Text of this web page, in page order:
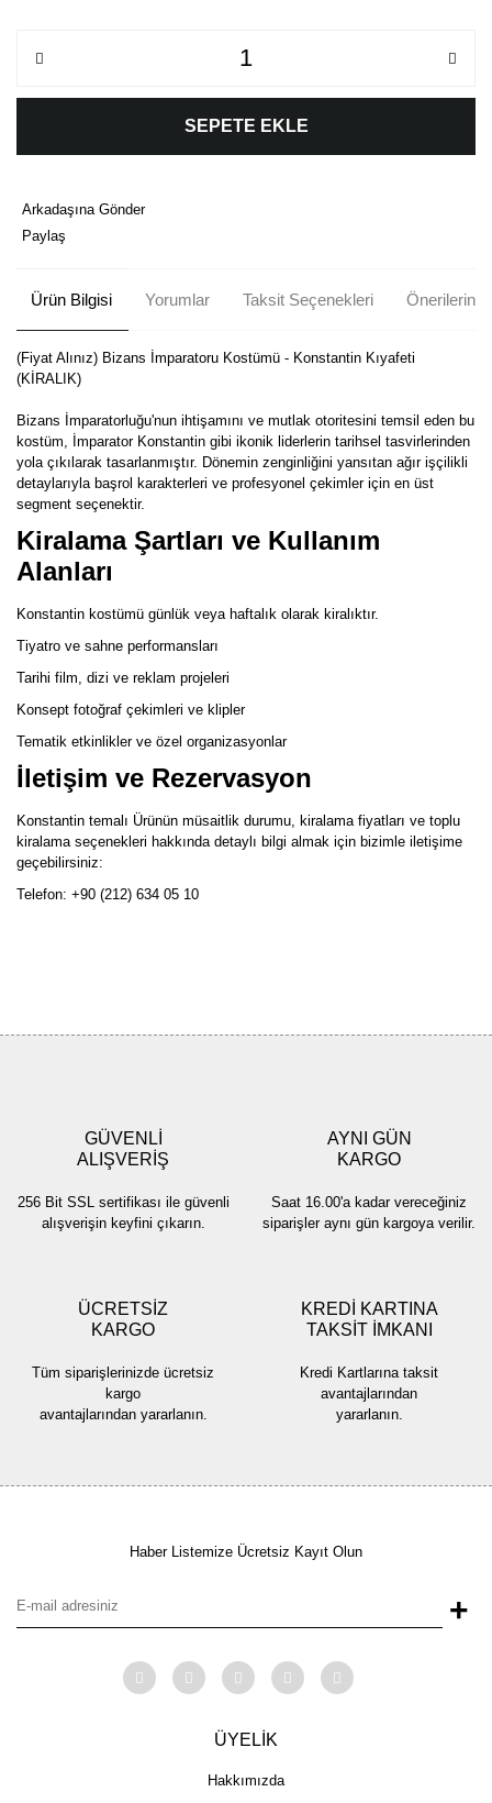
SEPETE EKLE
Arkadaşına Gönder
Paylaş
Ürün Bilgisi Yorumlar Taksit Seçenekleri Önerileriniz
(Fiyat Alınız) Bizans İmparatoru Kostümü - Konstantin Kıyafeti
(KİRALIK)
Bizans İmparatorluğu'nun ihtişamını ve mutlak otoritesini temsil eden bu
kostüm, İmparator Konstantin gibi ikonik liderlerin tarihsel tasvirlerinden
yola çıkılarak tasarlanmıştır. Dönemin zenginliğini yansıtan ağır işçilikli
detaylarıyla başrol karakterleri ve profesyonel çekimler için en üst
segment seçenektir.
Kiralama Şartları ve Kullanım
Alanları
Konstantin kostümü günlük veya haftalık olarak kiralıktır.
Tiyatro ve sahne performansları
Tarihi film, dizi ve reklam projeleri
Konsept fotoğraf çekimleri ve klipler
Tematik etkinlikler ve özel organizasyonlar
İletişim ve Rezervasyon
Konstantin temalı Ürünün müsaitlik durumu, kiralama fiyatları ve toplu
kiralama seçenekleri hakkında detaylı bilgi almak için bizimle iletişime
geçebilirsiniz:
Telefon: +90 (212) 634 05 10
Ürün bilgilerinde hatalar bulunuyor.
Ürün fiyatı diğer sitelerden daha pahalı.
Bu ürüne benzer farklı alternatifler olmalı.
GÜVENLİ
ALIŞVERİŞ
256 Bit SSL sertifikası ile güvenli
alışverişin keyfini çıkarın.
AYNI GÜN
KARGO
Saat 16.00'a kadar vereceğiniz
siparişler aynı gün kargoya verilir.
ÜCRETSİZ
KARGO
Tüm siparişlerinizde ücretsiz
kargo
avantajlarından yararlanın.
KREDİ KARTINA
TAKSİT İMKANI
Kredi Kartlarına taksit
avantajlarından
yararlanın.
Haber Listemize Ücretsiz Kayıt Olun
+
ÜYELİK
Hakkımızda